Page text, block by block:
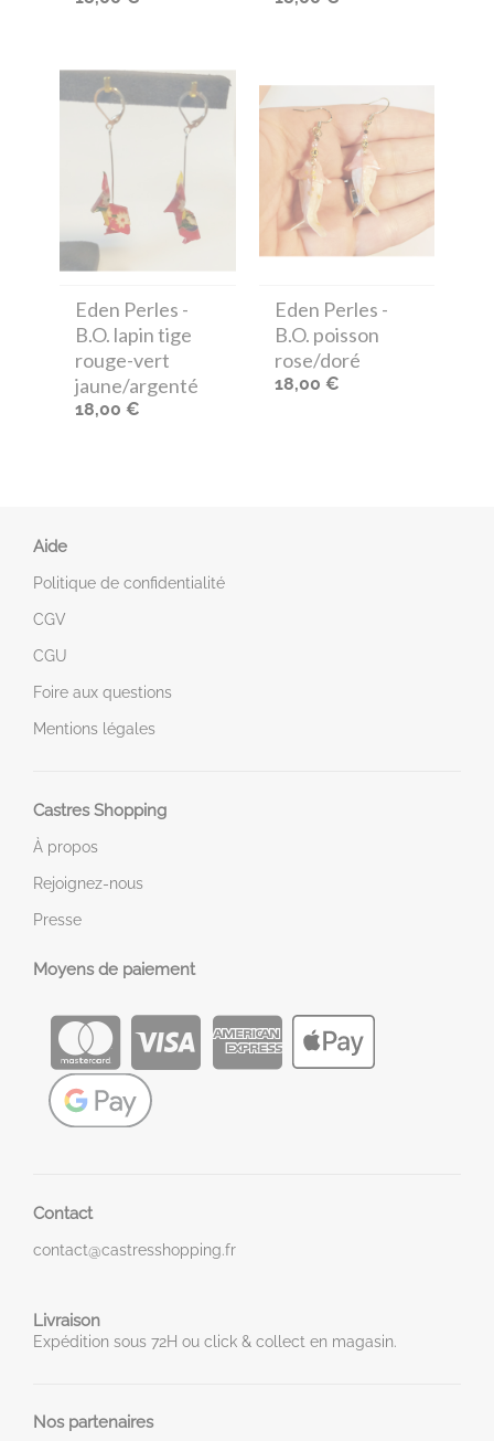
Eden Perles -
B.O. lapin tige
rouge-vert
jaune/argenté
18,00 €
Eden Perles -
B.O. poisson
rose/doré
18,00 €
Aide
Politique de confidentialité
CGV
CGU
Foire aux questions
Mentions légales
Castres Shopping
À propos
Rejoignez-nous
Presse
Moyens de paiement
Contact
contact@castresshopping.fr
Livraison
Expédition sous 72H ou click & collect en magasin.
Nos partenaires